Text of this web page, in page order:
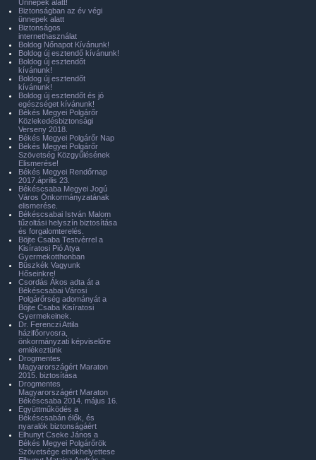
Ünnepek alatt!
Biztonságban az év végi
ünnepek alatt
Biztonságos
internethasználat
Boldog Nőnapot Kívánunk!
Boldog új esztendő kívánunk!
Boldog új esztendőt
kívánunk!
Boldog új esztendőt
kívánunk!
Boldog új esztendőt és jó
egészséget kívánunk!
Békés Megyei Polgárőr
Közlekedésbiztonsági
Verseny 2018.
Békés Megyei Polgárőr Nap
Békés Megyei Polgárőr
Szövetség Közgyűlésének
Elismerése!
Békés Megyei Rendőrnap
2017.április 23.
Békéscsaba Megyei Jogú
Város Önkormányzatának
elismerése.
Békéscsabai István Malom
tűzoltási helyszín biztosítása
és forgalomterelés.
Böjte Csaba Testvérrel a
Kisíratosi Pió Atya
Gyermekotthonban
Büszkék Vagyunk
Hőseinkre!
Csordás Ákos adta át a
Békéscsabai Városi
Polgárőrség adományát a
Böjte Csaba Kisíratosi
Gyermekeinek.
Dr. Ferenczi Attila
házifőorvosra,
önkormányzati képviselőre
emlékeztünk
Drogmentes
Magyarországért Maraton
2015. biztosítása
Drogmentes
Magyarországért Maraton
Békéscsaba 2014. május 16.
Együttműködés a
Békéscsabán élők, és
nyaralók biztonságáért
Elhunyt Cseke János a
Békés Megyei Polgárőrök
Szövetsége elnökhelyettese